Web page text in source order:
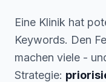
Eine Klinik hat
Keywords. Den
machen viele -
Strategie: